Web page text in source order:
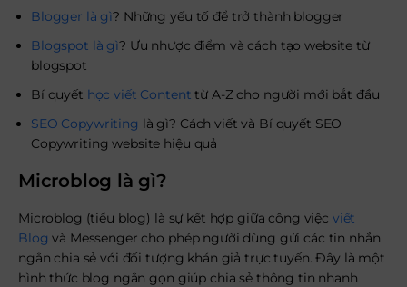
Blogger là gì? Những yếu tố để trở thành blogger
Blogspot là gì? Ưu nhược điểm và cách tạo website từ
blogspot
Bí quyết học viết Content từ A-Z cho người mới bắt đầu
SEO Copywriting là gì? Cách viết và Bí quyết SEO
Copywriting website hiệu quả
Microblog là gì?
Microblog (tiểu blog) là sự kết hợp giữa công việc viết
Blog và Messenger cho phép người dùng gửi các tin nhắn
ngắn chia sẻ với đối tượng khán giả trực tuyến. Đây là một
hình thức blog ngắn gọn giúp chia sẻ thông tin nhanh